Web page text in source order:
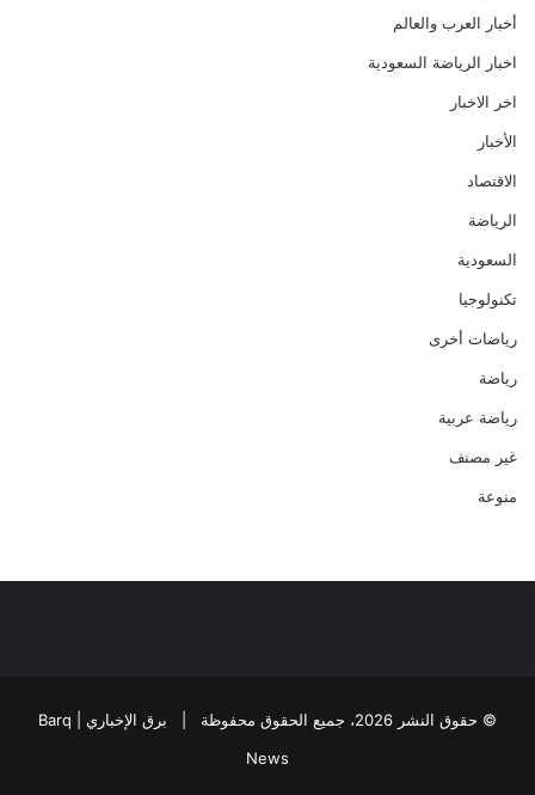
أخبار العرب والعالم
اخبار الرياضة السعودية
اخر الاخبار
الأخبار
الاقتصاد
الرياضة
السعودية
تكنولوجيا
رياضات أخرى
رياضة
رياضة عربية
غير مصنف
منوعة
© حقوق النشر 2026، جميع الحقوق محفوظة |
برق الإخباري | Barq
News